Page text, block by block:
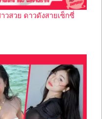
วสวย ดาวดังสายเซ็กซี่